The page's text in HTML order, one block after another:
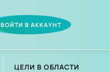
ВОЙТИ В АККАУНТ
ЦЕЛИ В ОБЛАСТИ